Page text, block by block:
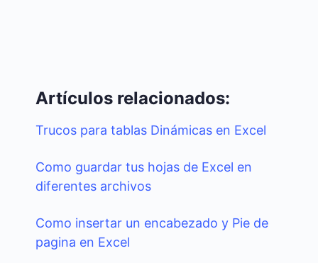
Artículos relacionados:
Trucos para tablas Dinámicas en Excel
Como guardar tus hojas de Excel en
diferentes archivos
Como insertar un encabezado y Pie de
pagina en Excel